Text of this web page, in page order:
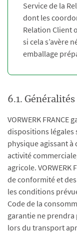
Service de la
dont les
Relation Client
si cela s’avère
emballage
6.1. Généralités
VORWERK
dispositions légales
physique agissant à
activité
agricole. VORWERK
de conformité et
les conditions
Code de la
garantie ne prendra
lors du transport